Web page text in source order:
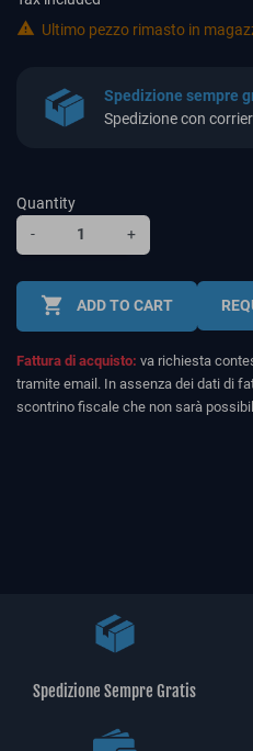
 Ultimo pezzo rimasto in
Spedizione sempre
Spedizione con
Quantity
-
+
shopping_cart ADD TO CART
Fattura di acquisto: va richiesta
tramite email. In assenza dei dati di
scontrino fiscale che non sarà
Spedizione Sempre Gratis